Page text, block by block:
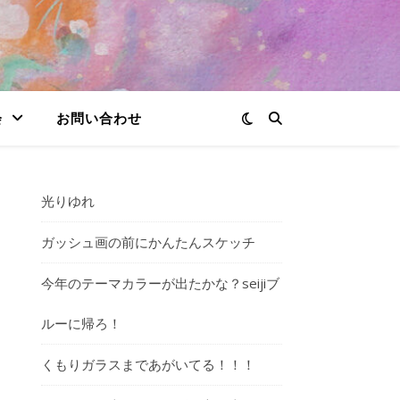
お問い合わせ
光りゆれ
ガッシュ画の前にかんたんスケッチ
今年のテーマカラーが出たかな？seijiブ
ルーに帰ろ！
くもりガラスまであがいてる！！！